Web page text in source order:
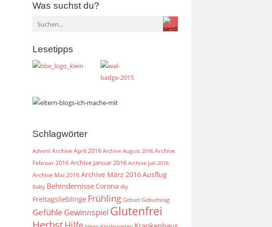
Was suchst du?
Lesetipps
Schlagwörter
Advent Archive April 2016 Archive August 2016 Archive
Februar 2016Archive Januar 2016 Archive Juli 2016
Archive Mai 2016Archive März 2016Ausflug
Baby Behindernisse Corona diy
Freitagslieblinge Frühling Geburt Geburtstag
Gefühle Gewinnspiel Glutenfrei